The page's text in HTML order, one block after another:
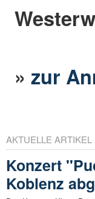
»zur
AKTUELLE
Konzert
Koblenz